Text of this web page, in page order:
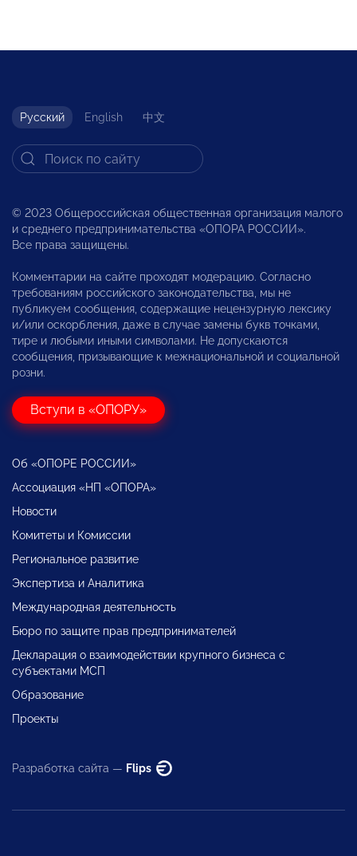
Русский English 中文
© 2023 Общероссийская общественная организация малого
и среднего предпринимательства «ОПОРА РОССИИ».
Все права защищены.
Комментарии на сайте проходят модерацию. Согласно
требованиям российского законодательства, мы не
публикуем сообщения, содержащие нецензурную лексику
и/или оскорбления, даже в случае замены букв точками,
тире и любыми иными символами. Не допускаются
сообщения, призывающие к межнациональной и социальной
розни.
Вступи в «ОПОРУ»
Об «ОПОРЕ РОССИИ»
Ассоциация «НП «ОПОРА»
Новости
Комитеты и Комиссии
Региональное развитие
Экспертиза и Аналитика
Международная деятельность
Бюро по защите прав предпринимателей
Декларация о взаимодействии крупного бизнеса с
субъектами МСП
Образование
Проекты
Разработка сайта — Flips